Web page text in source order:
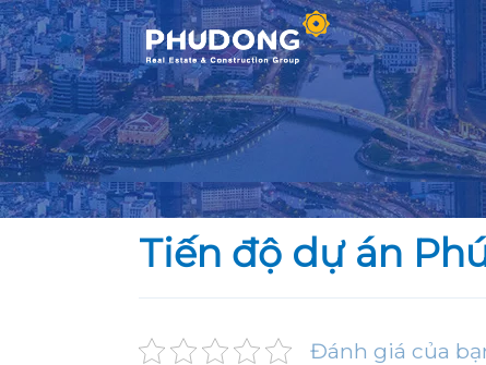
Skip
to
content
Tiến độ dự án
Đánh giá của